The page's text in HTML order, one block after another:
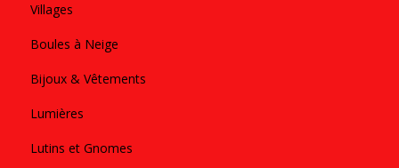
Villages
Boules à Neige
Bijoux & Vêtements
Lumières
Lutins et Gnomes